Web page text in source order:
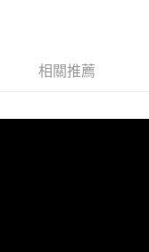
相關推薦